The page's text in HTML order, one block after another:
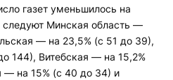
газет уменьшилось на
Минская область —
— на 23,5% (с 51 до 39),
144), Витебская — на 15,2%
— на 15% (с 40 до 34) и